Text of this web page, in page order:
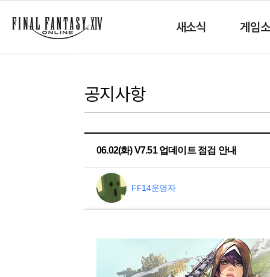
새소식 게임
공지사항
06.02(화) V7.51 업데이트 점검 안내
FF14운영자